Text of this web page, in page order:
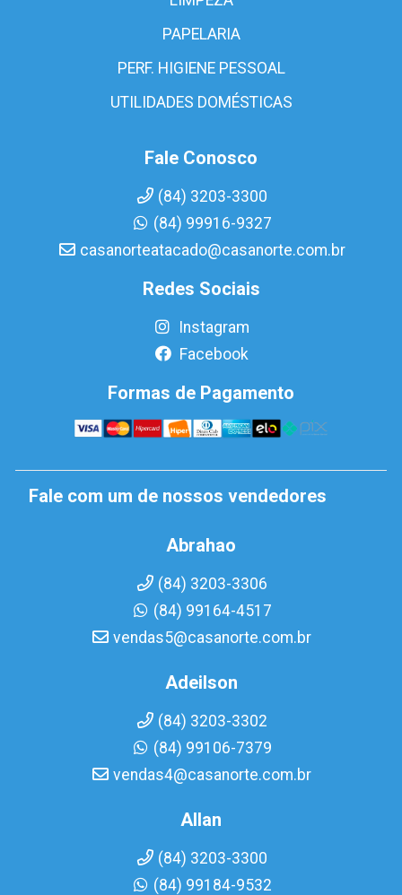
PAPELARIA
PERF. HIGIENE PESSOAL
UTILIDADES DOMÉSTICAS
Fale Conosco
(84) 3203-3300
(84) 99916-9327
casanorteatacado@casanorte.com.br
Redes Sociais
Instagram
Facebook
Formas de Pagamento
Fale com um de nossos vendedores
Abrahao
(84) 3203-3306
(84) 99164-4517
vendas5@casanorte.com.br
Adeilson
(84) 3203-3302
(84) 99106-7379
vendas4@casanorte.com.br
Allan
(84) 3203-3300
(84) 99184-9532